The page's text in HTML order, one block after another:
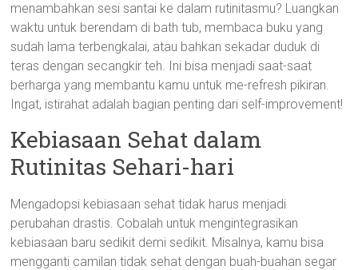
menambahkan sesi santai ke dalam rutinitasmu? Luangkan
waktu untuk berendam di bath tub, membaca buku yang
sudah lama terbengkalai, atau bahkan sekadar duduk di
teras dengan secangkir teh. Ini bisa menjadi saat-saat
berharga yang membantu kamu untuk me-refresh pikiran.
Ingat, istirahat adalah bagian penting dari self-improvement!
Kebiasaan Sehat dalam
Rutinitas Sehari-hari
Mengadopsi kebiasaan sehat tidak harus menjadi
perubahan drastis. Cobalah untuk mengintegrasikan
kebiasaan baru sedikit demi sedikit. Misalnya, kamu bisa
mengganti camilan tidak sehat dengan buah-buahan segar